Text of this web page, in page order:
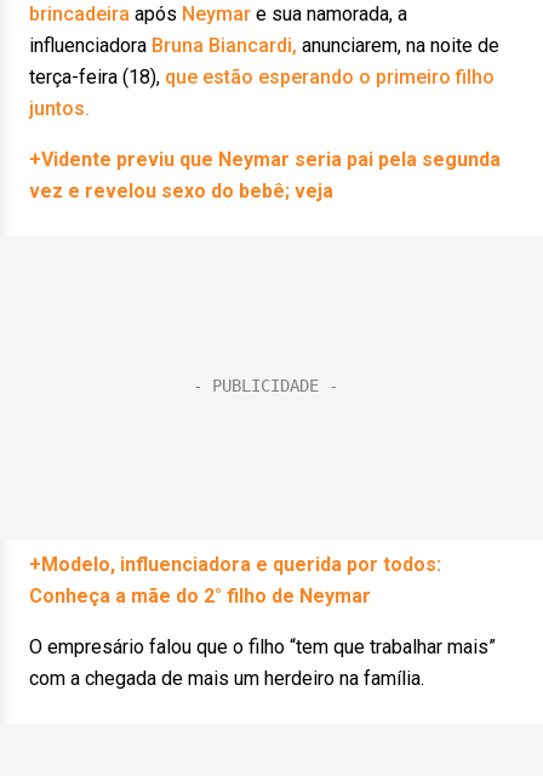
brincadeira após Neymar e sua namorada, a
influenciadora Bruna Biancardi, anunciarem, na noite de
terça-feira (18), que estão esperando o primeiro filho
juntos.
+Vidente previu que Neymar seria pai pela segunda
vez e revelou sexo do bebê; veja
+Modelo, influenciadora e querida por todos:
Conheça a mãe do 2° filho de Neymar
O empresário falou que o filho “tem que trabalhar mais”
com a chegada de mais um herdeiro na família.